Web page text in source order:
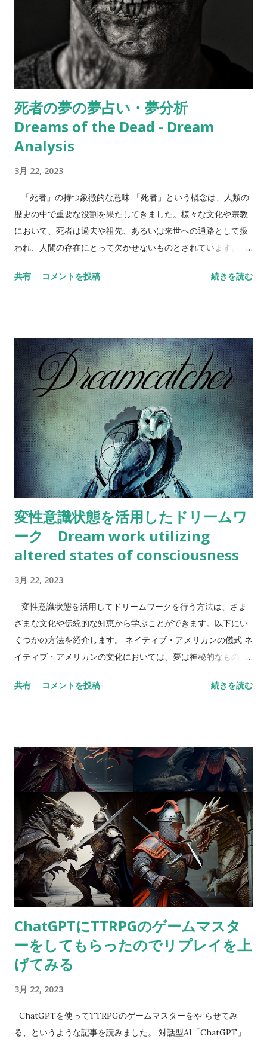
蛇の攻撃に対して集団で協力して勝利する姿が描かれていま
す。また、インド神話では、大自然を共に守るためにアリが努
力する姿が語られています。 カブトムシ・クワガタムシの夢占
い カブトムシやクワガタムシは、力強さや男らしさ、競争心な
どを象徴することがあります。夢の中でこれらの昆虫が登場す
る場合、自分自身が力を発揮している状況や、何かに挑戦する
ことを示すことがあります。 カブトムシは、強さや勇気を象徴
する昆虫です。日本の古代神話「天孫降臨」に登場する神々の
中には、カブトムシに変身できる神もいました。また、日本の
子供たちにとって、夏の風物詩として親しまれています。 バッ
タの夢占い バッタは、不安定さや混沌を表すことがあります。
夢の中でバッタが登場する場合、何かが予測不可能で不安定な
状況にある可能性があることを示すことがあります。 カマキリ
の夢占い カマキリは、自己防衛や強さを表すことがあります。
夢の中でカマキリが登場する場合、自分自身が困難な状況に直
できるということを示すことがあります。 これらは一例にすぎ
することが多く、良い運気の予兆とされます。また、昔から日
本では蝶は神聖な生き物として扱われ、幸福のシンボルとされ
て...
死者の夢の夢占い・夢分析
Dreams of the Dead - Dream
Analysis
3月 22, 2023
「死者」の持つ象徴的な意味 「死者」という概念は、人類の
歴史の中で重要な役割を果たしてきました。様々な文化や宗教
において、死者は過去や祖先、あるいは来世への通路として扱
われ、人間の存在にとって欠かせないものとされています。 ま
す。例えば、ギリシャ神話に登場する冥界の神・ハーデスは、
ージをさらに不気味なものに変えた存在として知られていま
す。ゾンビは、死者が復活し、人々を襲う存在として描かれま
す。ゾンビは、特にカリブ海地域の文化に根付いたものとされ
ており、ハイチでは「ゾンビ化」という現象が信じられ、死者
が復活し、農園で働かされるといった話が伝えられています。
映画においては、ゾンビは1950年代に製作された「ナイト・オ
ブ・ザ・リビングデッド」以降、恐怖のシンボルとして広く知
られるようになりました。ゾンビ映画は、死者の蘇りや不死
性、人間性の欠如など、死者が持つ不気味なイメージを扱った
作品が多く制作されています。 しかし、一方でゾンビは、現代
の文化において、様々な象徴的な意味を持つようにもなってい
ます。例えば、ゾンビは社会的な消費者主義や大衆文化への批
判、あるいは人間の欲望に対する反省といったテーマを扱った
る夢には多くの解釈があります。一般的には、死人は終わりや
怖や不安を感じる夢です。この夢は、何かしらのストレスや心
は、自分自身の過去の行動や選択に対する罪悪感や後悔を表す
ことがあるとされています。 死人になる夢 死人になる夢は、...
共有 コメントを投稿 続きを読む
変性意識状態を活用したドリームワ
ーク Dream work utilizing
altered states of consciousness
3月 22, 2023
変性意識状態を活用してドリームワークを行う方法は、さま
ざまな文化や伝統的な知恵から学ぶことができます。以下にい
くつかの方法を紹介します。 ネイティブ・アメリカンの儀式 ネ
イティブ・アメリカンの文化においては、夢は神秘的なものと
解釈するためには、夢の内容や感情だけでなく、夢を見た時の
ば、サウスダコタ州にあるスー族（ラコタ族）の伝統的な儀式
である「スウェット・ロッジ」では、暗くて狭い空間で発熱物
質を使って蒸気を発生させ、変性意識状態に入ることができま
す。この状態で夢を見ることで、自己探求や癒しの体験を得る
ことができます。 チベット仏教 チベット仏教においては、夢を
観察することで自己認識や目覚めのプロセスを促すことが行わ
れます。夢の中で自分が夢を見ていることに気づくことを「明
夢」と呼び、この状態を意図的に誘導することで、自己探求や
目覚めを促すことができます。 チベット仏教の修行者たちは、
夢の中で仏教の教えを学ぶことができると考えており、夢の中
での仏教的な体験を「夢のヨーガ」と呼んでいます。夢の中で
目覚めることで、現実世界でも目覚めることができるとされて
います。 トランスパーソナル心理学 トランスパーソナル心理学
では、変性意識状態を通じて、個人的な体験を超越した、普遍
的な存在とのつながりを求めます。夢は、そのよ・トランスパ
共有 コメントを投稿 続きを読む
ChatGPTにTTRPGのゲームマスタ
ーをしてもらったのでリプレイを上
げてみる
3月 22, 2023
​ ChatGPTを使ってTTRPGのゲームマスターをや らせてみ
る、というような記事を読みました。 対話型AI「ChatGPT」